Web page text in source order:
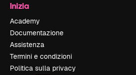
Inizia
Academy
Documentazione
Assistenza
Termini e condizioni
Politica sulla privacy